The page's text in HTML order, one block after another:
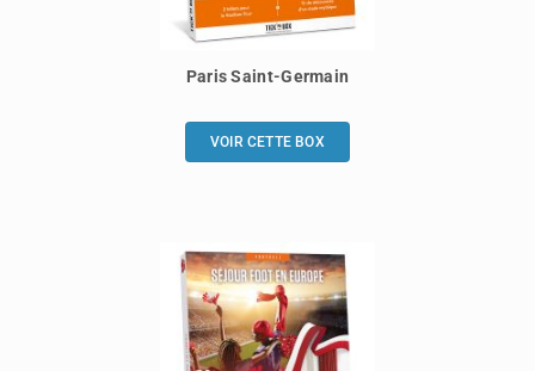
Paris Saint-Germain
VOIR CETTE BOX